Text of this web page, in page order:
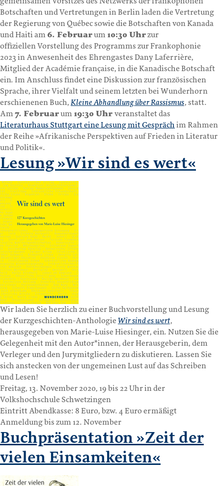
Botschaften und Vertretungen in Berlin laden die Vertretung
der Regierung von Québec sowie die Botschaften von Kanada
und Haiti am 6. Februarum 10:30 Uhrzur
offiziellen Vorstellung des Programms zur Frankophonie
2023 in Anwesenheit des Ehrengastes Dany Laferrière,
Mitglied der Académie française, in die Kanadische Botschaft
ein. Im Anschluss findet eine Diskussion zur französischen
Sprache, ihrer Vielfalt und seinem letzten bei Wunderhorn
erschienenen Buch, Kleine Abhandlung über Rassismus, statt.
Am7. Februarum 19:30 Uhr veranstaltet das
Literaturhaus Stuttgart eine Lesung mit Gesprächim Rahmen
der Reihe »Afrikanische Perspektiven auf Frieden in Literatur
und Politik«.
Lesung »Wir sind es wert«
Wir laden Sie herzlich zu einer Buchvorstellung und Lesung
der Kurzgeschichten-Anthologie Wir sind es wert,
herausgegeben von Marie-Luise Hiesinger, ein. Nutzen Sie die
Gelegenheit mit den Autor*innen, der Herausgeberin, dem
Verleger und den Jurymitgliedern zu diskutieren. Lassen Sie
sich anstecken von der ungemeinen Lust auf das Schreiben
und Lesen!
Freitag, 13. November 2020, 19 bis 22 Uhr in der
Volkshochschule Schwetzingen
Eintritt Abendkasse: 8 Euro, bzw. 4 Euro ermäßigt
Anmeldung bis zum 12. November
Buchpräsentation »Zeit der
vielen Einsamkeiten«